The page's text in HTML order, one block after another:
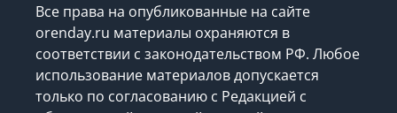
Все права на опубликованные на сайте
orenday.ru материалы охраняются в
соответствии с законодательством РФ. Любое
использование материалов допускается
только по согласованию с Редакцией с